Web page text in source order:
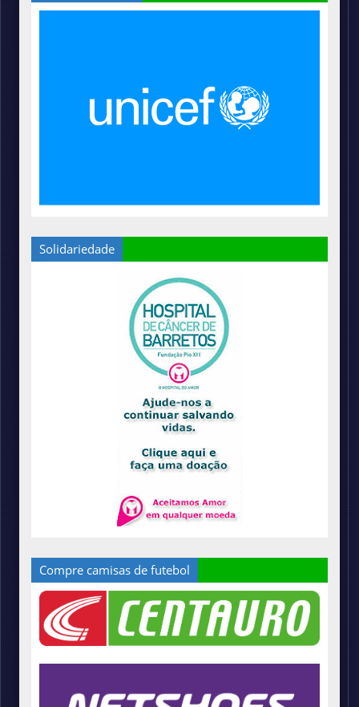
Solidariedade
Compre camisas de futebol